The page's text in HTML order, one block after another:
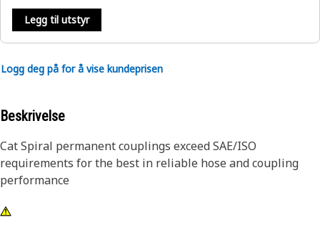
Legg til utstyr
Logg deg på for å vise kundeprisen
Beskrivelse
Cat Spiral permanent couplings exceed SAE/ISO
requirements for the best in reliable hose and coupling
performance